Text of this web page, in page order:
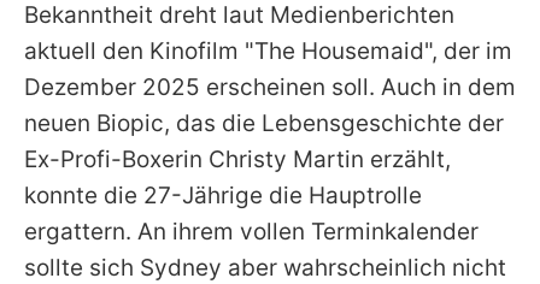
Bekanntheit dreht laut Medienberichten
aktuell den Kinofilm "The Housemaid", der im
Dezember 2025 erscheinen soll. Auch in dem
neuen Biopic, das die Lebensgeschichte der
Ex-Profi-Boxerin Christy Martin erzählt,
konnte die 27-Jährige die Hauptrolle
ergattern. An ihrem vollen Terminkalender
sollte sich Sydney aber wahrscheinlich nicht